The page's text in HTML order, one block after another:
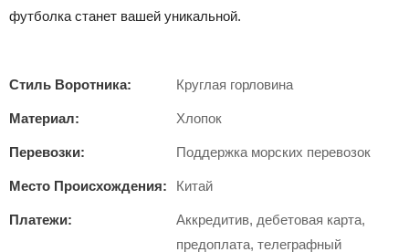
футболка станет вашей уникальной.
Стиль Воротника: Круглая горловина
Материал: Хлопок
Перевозки: Поддержка морских перевозок
Место Происхождения: Китай
Платежи:
Аккредитив, дебетовая карта,
предоплата, телеграфный